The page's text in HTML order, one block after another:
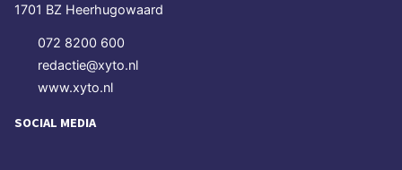
1701 BZ Heerhugowaard
072 8200 600
redactie@xyto.nl
www.xyto.nl
SOCIAL MEDIA